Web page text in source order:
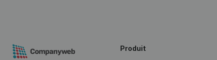
Produit